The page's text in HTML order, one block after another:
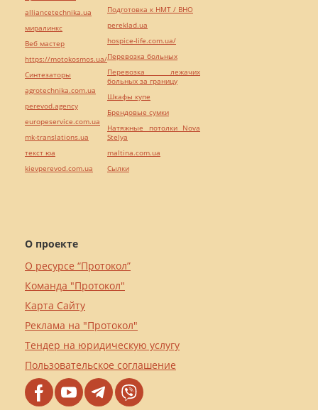
О проекте
О ресурсе “Протокол”
Команда "Протокол"
Карта Сайту
Реклама на "Протокол"
Тендер на юридическую услугу
Пользовательское соглашение
alliancetechnika.ua
миралинкс
Веб мастер
https://motokosmos.ua/
Синтезаторы
agrotechnika.com.ua
perevod.agency
europeservice.com.ua
mk-translations.ua
текст юа
kievperevod.com.ua
Подготовка к НМТ / ВНО
pereklad.ua
hospice-life.com.ua/
Перевозка больных
Перевозка лежачих
больных за границу
Шкафы купе
Брендовые сумки
Натяжные потолки Nova
Stelya
maltina.com.ua
Cылки